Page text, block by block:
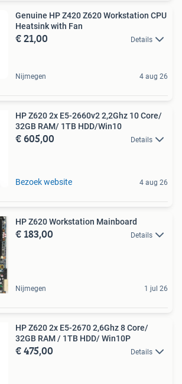
Genuine HP Z420 Z620 Workstation CPU
Heatsink with Fan
€ 21,00 Details
Nijmegen 4 aug 26
HP Z620 2x E5-2660v2 2,2Ghz 10 Core/
32GB RAM/ 1TB HDD/Win10
€ 605,00 Details
Bezoek website 4 aug 26
HP Z620 Workstation Mainboard
€ 183,00 Details
Nijmegen 1 jul 26
HP Z620 2x E5-2670 2,6Ghz 8 Core/
32GB RAM / 1TB HDD/ Win10P
€ 475,00 Details